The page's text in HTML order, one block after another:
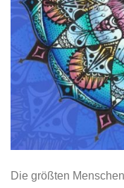
Die größten